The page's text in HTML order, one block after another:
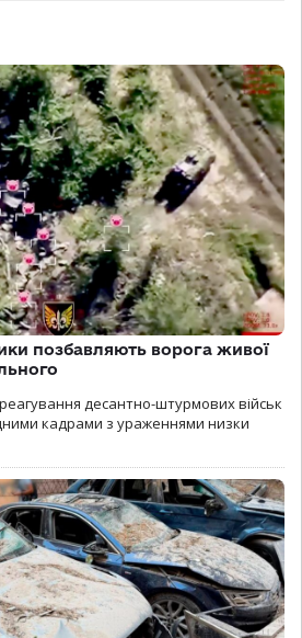
позбавляють ворога живої
десантно-штурмових військ
кадрами з ураженнями низки